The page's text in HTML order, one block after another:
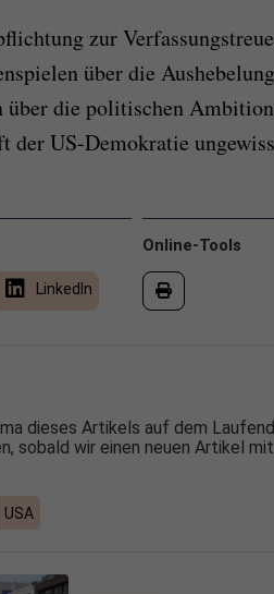
zur
über die
über die politischen
der US-Demokratie
Online-Tools
LinkedIn
dieses Artikels auf dem
sobald wir einen neuen Artikel
USA